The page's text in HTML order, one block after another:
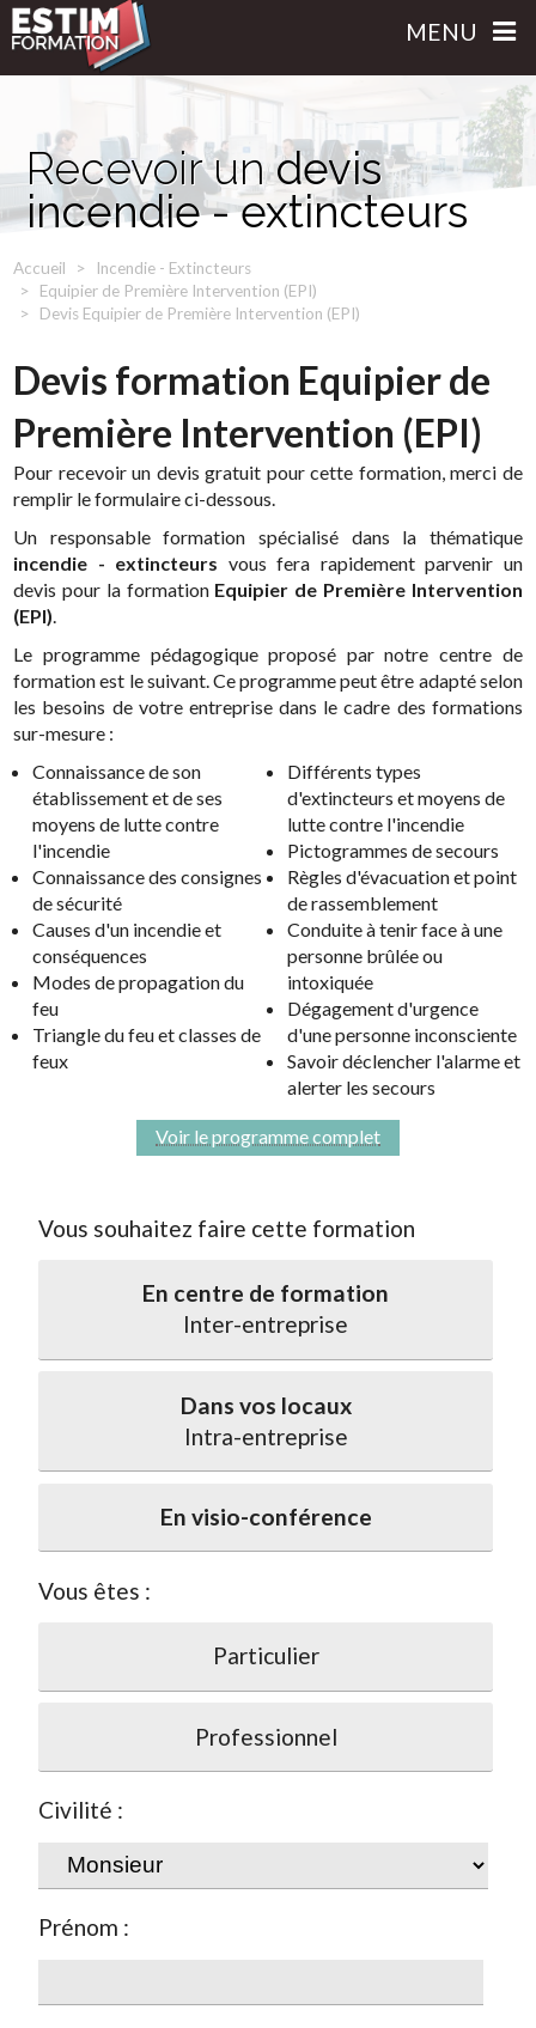
MENU
Recevoir undevis
incendie - extincteurs
Accueil
Incendie - Extincteurs
Equipier de Première Intervention (EPI)
Devis Equipier de Première Intervention (EPI)
Devis formation Equipier de
Première Intervention (EPI)
Pour recevoir un devis gratuit pour cette formation, merci de
remplir le formulaire ci-dessous.
Un responsable formation spécialisé dans la thématique
incendie - extincteurs vous fera rapidement parvenir un
devis pour la formation Equipier de Première Intervention
(EPI).
Le programme pédagogique proposé par notre centre de
formation est le suivant. Ce programme peut être adapté selon
les besoins de votre entreprise dans le cadre des formations
sur-mesure :
Connaissance de son
établissement et de ses
moyens de lutte contre
l'incendie
Connaissance des consignes
de sécurité
Causes d'un incendie et
conséquences
Modes de propagation du
feu
Triangle du feu et classes de
feux
Différents types
d'extincteurs et moyens de
lutte contre l'incendie
Pictogrammes de secours
Règles d'évacuation et point
de rassemblement
Conduite à tenir face à une
personne brûlée ou
intoxiquée
Dégagement d'urgence
d'une personne inconsciente
Savoir déclencher l'alarme et
alerter les secours
Voir le programme complet
Vous souhaitez faire cette formation
En centre de formation
Inter-entreprise
Dans vos locaux
Intra-entreprise
En visio-conférence
Vous êtes :
Particulier
Professionnel
Civilité :
Prénom :